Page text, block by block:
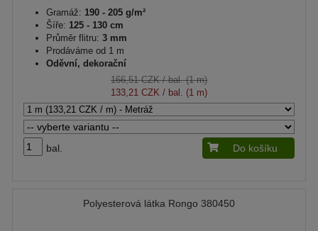
Gramáž: 190 - 205 g/m²
Šíře: 125 - 130 cm
Průměr flitru: 3 mm
Prodáváme od 1 m
Oděvní, dekorační
166,51 CZK/ bal. (1 m)
133,21 CZK / bal. (1 m)
bal. Do košíku
Polyesterová látka Rongo 380450